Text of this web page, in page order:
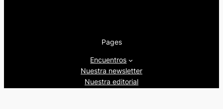
Pages
Encuentros
Nuestra newsletter
Nuestra editorial